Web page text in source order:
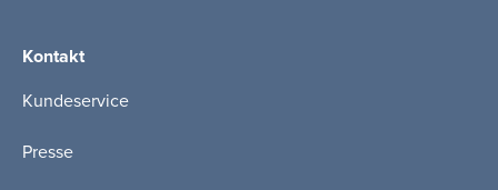
Kontakt
Kundeservice
Presse